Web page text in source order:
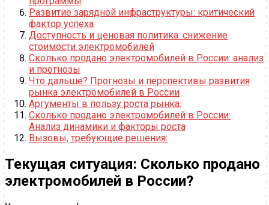
Развитие зарядной инфраструктуры: критический
фактор успеха
Доступность и ценовая политика: снижение
стоимости электромобилей
Сколько продано электромобилей в России: анализ
и прогнозы
Что дальше? Прогнозы и перспективы развития
рынка электромобилей в России
Аргументы в пользу роста рынка:
Сколько продано электромобилей в России:
Анализ динамики и факторы роста
Вызовы, требующие решения:
Текущая ситуация: Сколько продано
электромобилей в России?